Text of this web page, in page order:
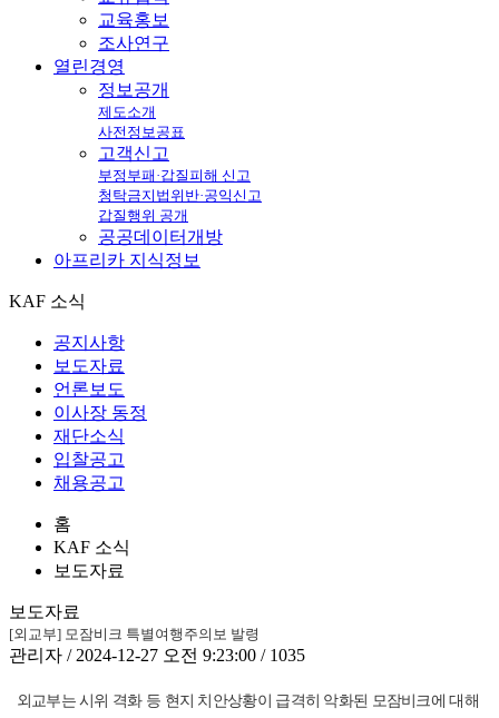
교육홍보
조사연구
열린경영
정보공개
제도소개
사전정보공표
고객신고
부정부패·갑질피해 신고
청탁금지법위반·공익신고
갑질행위 공개
공공데이터개방
아프리카 지식정보
KAF 소식
공지사항
보도자료
언론보도
이사장 동정
재단소식
입찰공고
채용공고
홈
KAF 소식
보도자료
보도자료
[외교부] 모잠비크 특별여행주의보 발령
관리자 / 2024-12-27 오전 9:23:00 / 1035
외교부는 시위 격화 등 현지 치안상황이 급격히 악화된 모잠비크에 대해